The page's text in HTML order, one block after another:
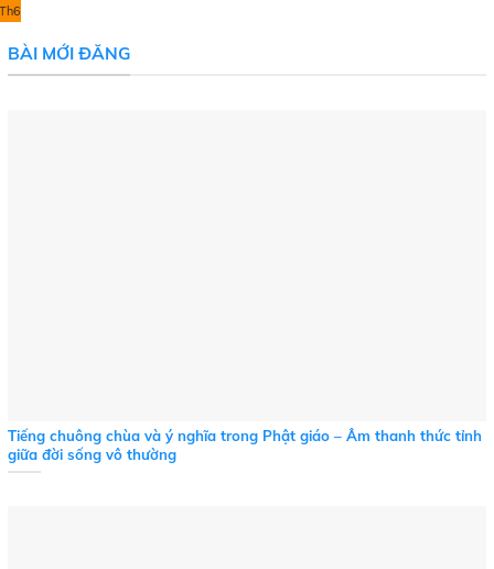
Th6
BÀI MỚI ĐĂNG
Tiếng chuông chùa và ý nghĩa trong Phật giáo – Âm thanh thức tỉnh
giữa đời sống vô thường